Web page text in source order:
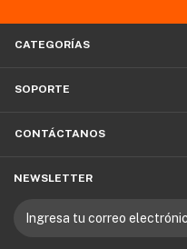
CATEGORÍAS
SOPORTE
CONTÁCTANOS
NEWSLETTER